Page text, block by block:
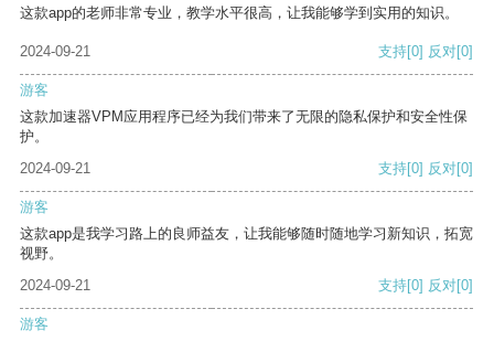
这款app的老师非常专业，教学水平很高，让我能够学到实用的知识。
2024-09-21 支持[0] 反对[0]
游客
这款加速器VPM应用程序已经为我们带来了无限的隐私保护和安全性保
护。
2024-09-21
支持[0] 反对[0]
游客
这款app是我学习路上的良师益友，让我能够随时随地学习新知识，拓宽
视野。
2024-09-21
支持[0] 反对[0]
游客